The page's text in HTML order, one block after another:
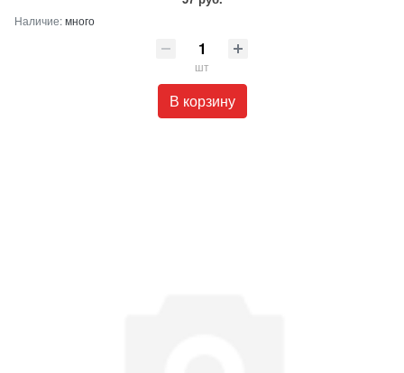
Наличие:много
шт
В корзину